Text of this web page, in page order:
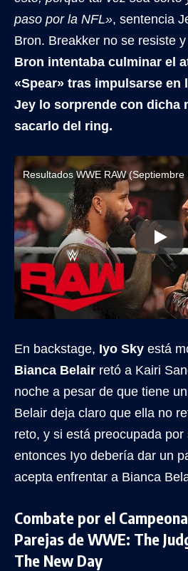
paso por la NFL», sentencia
Bron. Breakker no se resiste
Bron intentaba culminar el
«Spear» tras impulsarse en
Jey lo sorprende con dicha
sacarlo del ring.
En backstage, Iyo Sky está
Bianca Belair retó a Kairi
noche a pesar de que tiene
Belair deja claro que ella no
reto, y si está preocupada por
entonces Iyo debería dar un
acepta enfrentar a Bianca
Combate por el
Parejas de WWE: The
The New Day